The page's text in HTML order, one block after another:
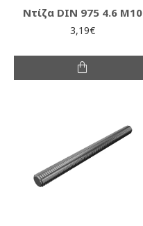
Ντίζα DIN 975 4.6 M10
3,19€